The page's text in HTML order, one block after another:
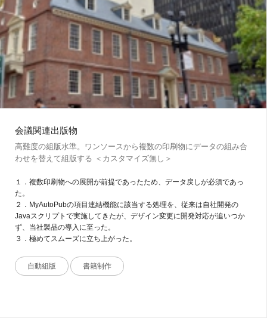
会議関連出版物
高難度の組版水準。ワンソースから複数の印刷物にデータの組み合
わせを替えて組版する ＜カスタマイズ無し＞
１．複数印刷物への展開が前提であったため、データ戻しが必須であっ
た。
２．MyAutoPubの項目連結機能に該当する処理を、従来は自社開発の
Javaスクリプトで実施してきたが、デザイン変更に開発対応が追いつか
ず、当社製品の導入に至った。
３．極めてスムーズに立ち上がった。
自動組版 書籍制作